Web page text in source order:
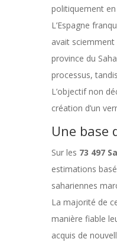
politiquement
L’Espagne
avait
province du
processus,
L’objectif non
création d’un
Une base
Sur les 73 497
estimations
sahariennes
La majorité de
manière fiable
acquis de